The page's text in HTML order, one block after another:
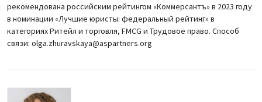
рекомендована российским рейтингом «Коммерсантъ» в 2023 году
в номинации «Лучшие юристы: федеральный рейтинг» в
категориях Ритейл и торговля, FMCG и Трудовое право. Способ
связи: olga.zhuravskaya@aspartners.org